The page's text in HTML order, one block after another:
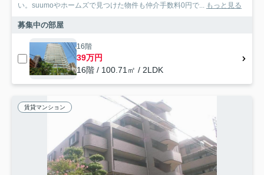
い。suumoやホームズで見つけた物件も仲介手数料0円で... もっと見る
募集中の部屋
16階
39万円
16階 / 100.71㎡ / 2LDK
賃貸マンション